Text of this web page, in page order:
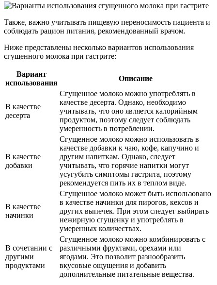
Также, важно учитывать пищевую переносимость пациента и
соблюдать рацион питания, рекомендованный врачом.
Ниже представлены несколько вариантов использования
сгущенного молока при гастрите:
Вариант
использования
Описание
В качестве
десерта
Сгущенное молоко можно употреблять в
качестве десерта. Однако, необходимо
учитывать, что оно является калорийным
продуктом, поэтому следует соблюдать
умеренность в потреблении.
В качестве
добавки
Сгущенное молоко можно использовать в
качестве добавки к чаю, кофе, капучино и
другим напиткам. Однако, следует
учитывать, что горячие напитки могут
усугубить симптомы гастрита, поэтому
рекомендуется пить их в теплом виде.
В качестве
начинки
Сгущенное молоко может быть использовано
в качестве начинки для пирогов, кексов и
других выпечек. При этом следует выбирать
нежирную сгущенку и употреблять в
умеренных количествах.
В сочетании с
другими
продуктами
Сгущенное молоко можно комбинировать с
различными фруктами, орехами или
ягодами. Это позволит разнообразить
вкусовые ощущения и добавить
дополнительные питательные вещества.